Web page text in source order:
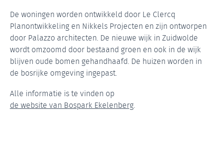
De woningen worden ontwikkeld door Le Clercq
Planontwikkeling en Nikkels Projecten en zijn ontworpen
door Palazzo architecten. De nieuwe wijk in Zuidwolde
wordt omzoomd door bestaand groen en ook in de wijk
blijven oude bomen gehandhaafd. De huizen worden in
de bosrijke omgeving ingepast.
Alle informatie is te vinden op
de website van Bospark Ekelenberg.